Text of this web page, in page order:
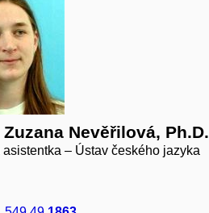
Zuzana Nevěřilová, Ph.D.
– Ústav českého jazyka